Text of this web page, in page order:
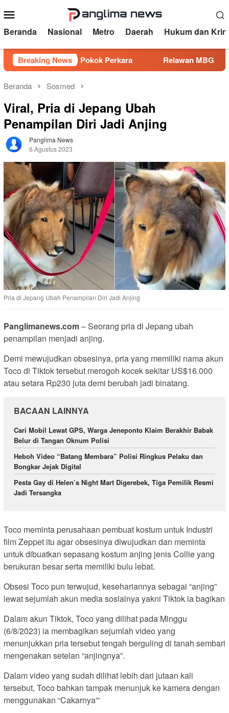
ke
kontenMobile
Beranda Nasional Metro Daerah Hukum dan
Breaking News
Juta Jadi Pokok Perkara Relawan MBG Dipecat
Beranda Sosmed
Viral, Pria di Jepang Ubah
Penampilan Diri Jadi Anjing
Panglima News
6 Agustus 2023
Pria di Jepang Ubah Penampilan Diri Jadi Anjing
Panglimanews.com– Seorang pria di Jepang ubah
penampilan menjadi anjing.
Demi mewujudkan obsesinya, pria yang memiliki nama akun
Toco di Tiktok tersebut merogoh kocek sekitar US$16.000
atau setara Rp230 juta demi berubah jadi binatang.
BACAAN LAINNYA
Cari Mobil Lewat GPS, Warga Jeneponto Klaim Berakhir Babak
Belur di Tangan Oknum Polisi
Heboh Video “Batang Membara” Polisi Ringkus Pelaku dan
Bongkar Jejak Digital
Pesta Gay di Helen’s Night Mart Digerebek, Tiga Pemilik Resmi
Jadi Tersangka
Toco meminta perusahaan pembuat kostum untuk Industri
film Zeppet itu agar obsesinya diwujudkan dan meminta
untuk dibuatkan sepasang kostum anjing jenis Collie yang
berukuran besar serta memiliki bulu lebat.
Obsesi Toco pun terwujud, kesehariannya sebagai “anjing”
lewat sejumlah akun media sosialnya yakni Tiktok ia bagikan
Dalam akun Tiktok, Toco yang dilihat pada Minggu
(6/8/2023) ia membagikan sejumlah video yang
menunjukkan pria tersebut tengah berguling di tanah sembari
mengenakan setelan “anjingnya”.
Dalam video yang sudah dilihat lebih dari jutaan kali
tersebut, Toco bahkan tampak menunjuk ke kamera dengan
menggunakan “Cakarnya”‘